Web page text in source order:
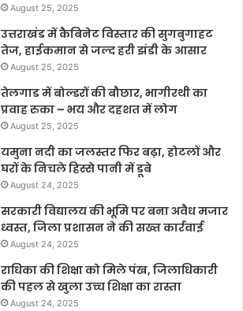
August 25, 2025
उत्तराखंड में कैबिनेट विस्तार की सुगबुगाहट
तेज, हाईकमान से जल्द हरी झंडी के आसार
August 25, 2025
तेलगाड में बोल्डरों की बौछार, भागीरथी का
प्रवाह रुका – भय और दहशत में लोग
August 25, 2025
यमुना नदी का जलस्तर फिर बढ़ा, होटलों और
घरों के निचले हिस्से पानी में डूबे
August 24, 2025
सरकारी विद्यालय की भूमि पर बना अवैध मजार
ध्वस्त, जिला प्रशासन ने की सख्त कार्रवाई
August 24, 2025
राधिका की शिक्षा को मिले पंख, जिलाधिकारी
की पहल से खुला उच्च शिक्षा का रास्ता
August 24, 2025